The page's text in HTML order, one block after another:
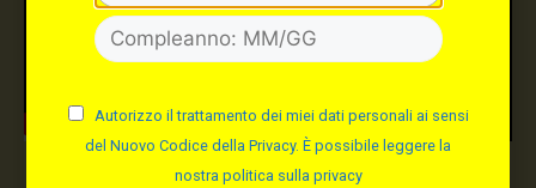
Autorizzo il trattamento dei miei dati personali ai sensi
del Nuovo Codice della Privacy. È possibile leggere la
nostra politica sulla privacy